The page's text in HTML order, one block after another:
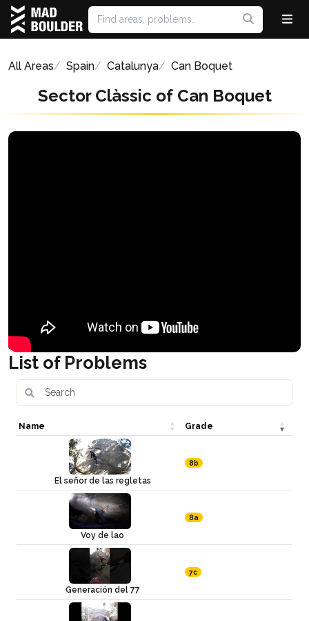
All Areas Spain Catalunya Can Boquet
Sector Clàssic of Can Boquet
List of Problems
Name Grade
El señor de las regletas
8b
Voy de lao
8a
Generación del 77
7c